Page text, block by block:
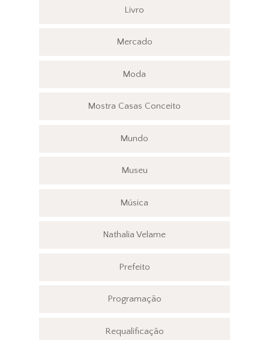
Livro
Mercado
Moda
Mostra Casas Conceito
Mundo
Museu
Música
Nathalia Velame
Prefeito
Programação
Requalificação